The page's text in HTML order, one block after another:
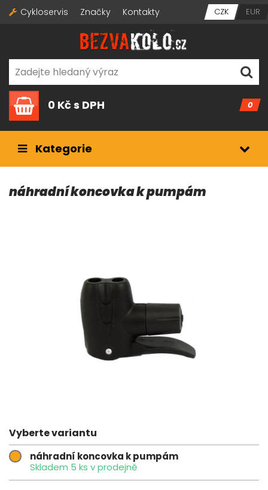
Cykloservis Značky Kontakty CZK EUR
0
0 Kčs DPH
Kategorie
náhradní koncovka k pumpám
Vyberte variantu
náhradní koncovka k pumpám
Skladem 5 ks v prodejně